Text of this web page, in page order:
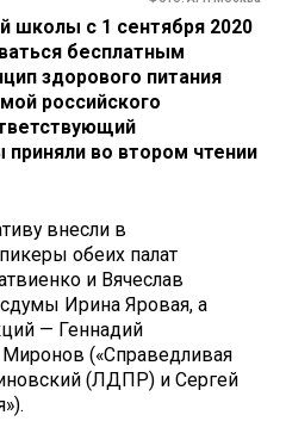
школы с 1 сентября 2020
бесплатным
здорового питания
российского
во втором чтении
внесли в
обеих палат
и Вячеслав
Ирина Яровая, а
— Геннадий
(«Справедливая
(ЛДПР) и Сергей